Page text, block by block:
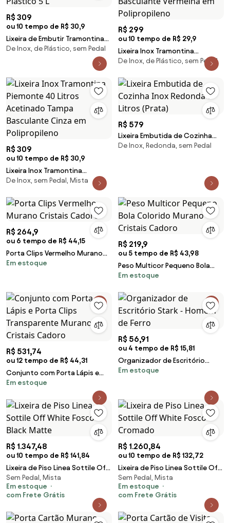
R$ 309
ou 10 tempo de R$ 30,9
Lixeira de Embutir Tramontina
Clean Round em Aço Inox com
De Inox, de Plástico, sem Pedal
R$ 299
ou 10 tempo de R$ 29,9
Lixeira Inox Tramontina
Piemonte 40 Litros Acetinado
Tampa Basculante Vermelha em
Polipropileno
De Inox, de Plástico, sem Pedal
R$ 309
ou 10 tempo de R$ 30,9
Lixeira Inox Tramontina
Piemonte 40 Litros Acetinado
Tampa Basculante Cinza em
Polipropileno
De Inox, sem Pedal, Mista
R$ 579
Lixeira Embutida de Cozinha
Inox Redonda 7 Litros (Prata)
De Inox, Redonda, sem Pedal
R$ 264,9
ou 6 tempo de R$ 44,15
Porta Clips Vermelho Murano
Cristais Cadoro
Em estoque
R$ 219,9
ou 5 tempo de R$ 43,98
Peso Multicor Pequeno Bola
Colorido Murano Cristais
Em estoque
R$ 531,74
ou 12 tempo de R$ 44,31
Conjunto com Porta Lápis e
Porta Clips Transparente
Em estoque
R$ 56,91
ou 4 tempo de R$ 15,81
Organizador de Escritório
Stark - Homem de Ferro
Em estoque
R$ 1.347,48
ou 10 tempo de R$ 141,84
Lixeira de Piso Linea Sottile Off
White Fosco Black Matte
Sem Pedal, Mista
Em estoque
com Frete Grátis
R$ 1.260,84
ou 10 tempo de R$ 132,72
Lixeira de Piso Linea Sottile Off
White Fosco Cromado
Sem Pedal, Mista
Em estoque
com Frete Grátis